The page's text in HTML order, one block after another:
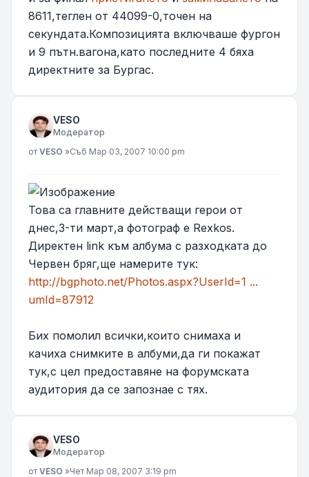
8611,теглен от 44099-0,точен на
секундата.Композицията включваше фургон
и 9 пътн.вагона,като последните 4 бяха
директните за Бургас.
VESO
Модератор
Мнение
от VESO »Съб Мар 03, 2007 10:00 pm
Това са главните действащи герои от
днес,3-ти март,а фотограф е Rexkos.
Директен link към албума с разходката до
Червен бряг,ще намерите тук:
http://bgphoto.net/Photos.aspx?UserId=1 ...
umId=87912
Бих помолил всички,които снимаха и
качиха снимките в албуми,да ги покажат
тук,с цел предоставяне на форумската
аудитория да се запознае с тях.
VESO
Модератор
Мнение
от VESO »Чет Мар 08, 2007 3:19 pm